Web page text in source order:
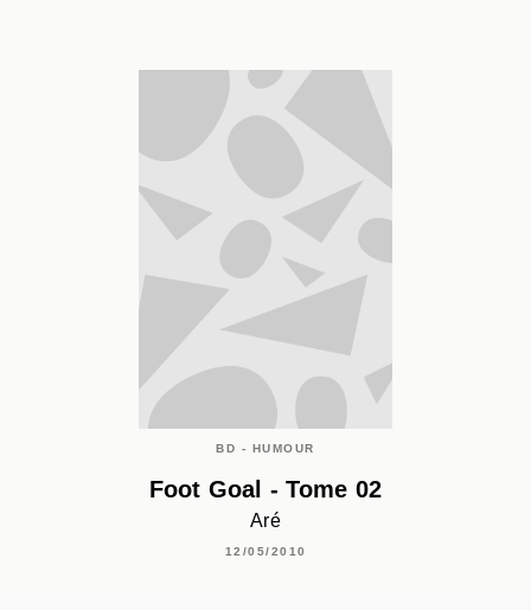
BD - HUMOUR
Foot Goal - Tome 02
Aré
12/05/2010